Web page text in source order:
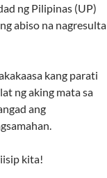
ng Pilipinas (UP)
abiso na nagresulta
kang parati
ng aking mata sa
ang
kita!